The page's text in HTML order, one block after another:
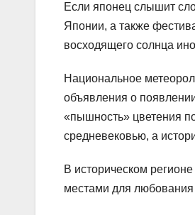
Если японец слышит
Японии, а также
восходящего солнца
Национальное
объявления о
«пышность» цветения
средневековью, а
В историческом
местами для любования